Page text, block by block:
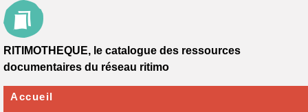
RITIMOTHEQUE, le catalogue des ressources
documentaires du réseau ritimo
Accueil